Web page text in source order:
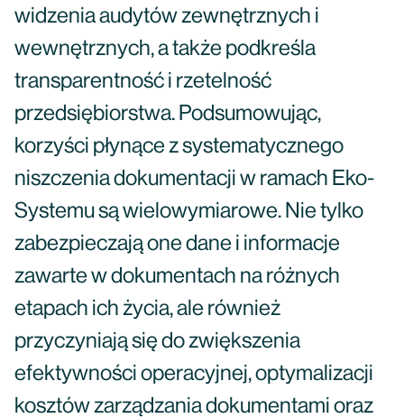
widzenia audytów zewnętrznych i
wewnętrznych, a także podkreśla
transparentność i rzetelność
przedsiębiorstwa. Podsumowując,
korzyści płynące z systematycznego
niszczenia dokumentacji w ramach Eko-
Systemu są wielowymiarowe. Nie tylko
zabezpieczają one dane i informacje
zawarte w dokumentach na różnych
etapach ich życia, ale również
przyczyniają się do zwiększenia
efektywności operacyjnej, optymalizacji
kosztów zarządzania dokumentami oraz